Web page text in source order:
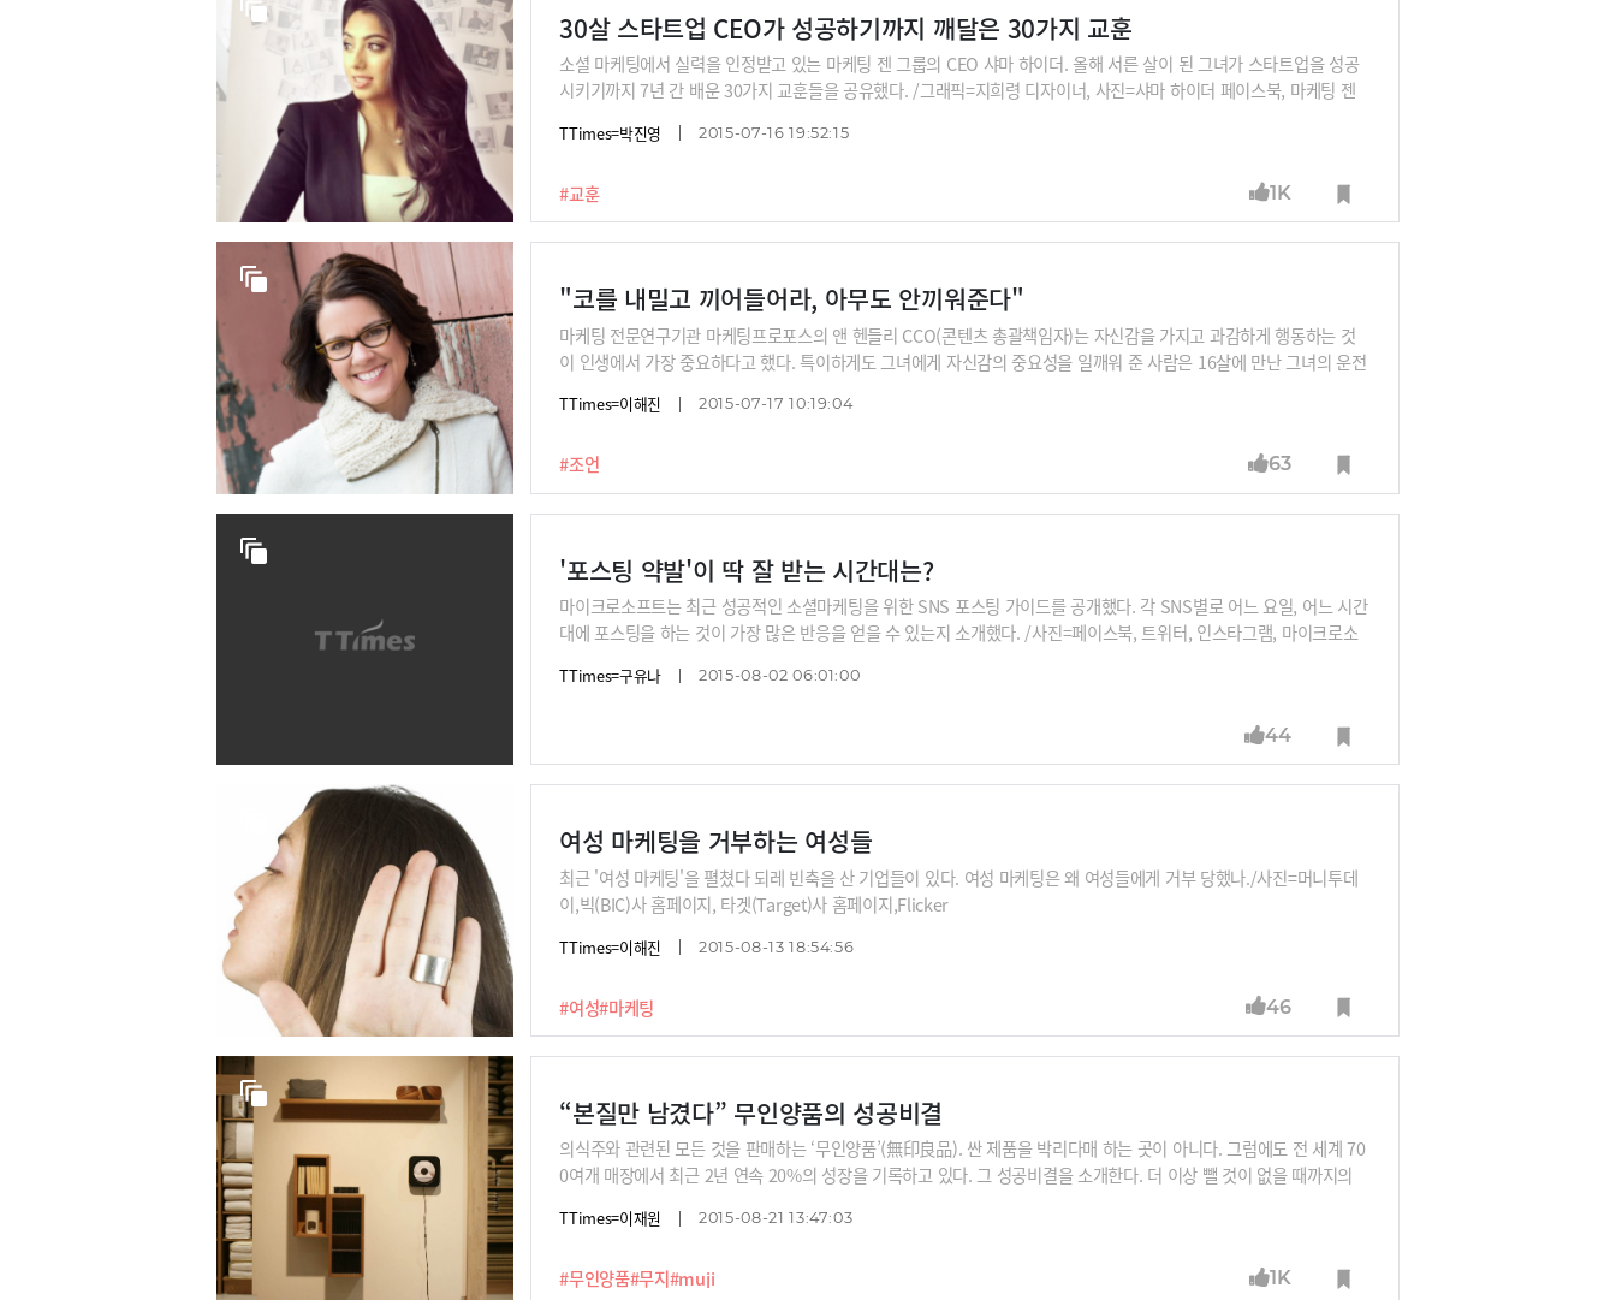
30살 스타트업 CEO가 성공하기까지 깨달은 30가지 교훈
#교훈
소셜 마케팅에서 실력을 인정받고 있는 마케팅 젠 그룹의 CEO 샤마 하이더. 올해 서른 살이 된 그녀가 스타트업을 성공
시키기까지 7년 간 배운 30가지 교훈들을 공유했다. /그래픽=지희령 디자이너, 사진=샤마 하이더 페이스북, 마케팅 젠
TTimes=박진영 2015-07-16 19:52:15
1K
"코를 내밀고 끼어들어라, 아무도 안끼워준다"
#조언
마케팅 전문연구기관 마케팅프로포스의 앤 헨들리 CCO(콘텐츠 총괄책임자)는 자신감을 가지고 과감하게 행동하는 것
이 인생에서 가장 중요하다고 했다. 특이하게도 그녀에게 자신감의 중요성을 일깨워 준 사람은 16살에 만난 그녀의 운전
TTimes=이해진 2015-07-17 10:19:04
63
'포스팅 약발'이 딱 잘 받는 시간대는?
마이크로소프트는 최근 성공적인 소셜마케팅을 위한 SNS 포스팅 가이드를 공개했다. 각 SNS별로 어느 요일, 어느 시간
대에 포스팅을 하는 것이 가장 많은 반응을 얻을 수 있는지 소개했다. /사진=페이스북, 트위터, 인스타그램, 마이크로소
TTimes=구유나 2015-08-02 06:01:00
44
여성 마케팅을 거부하는 여성들
#여성#마케팅
최근 '여성 마케팅'을 펼쳤다 되레 빈축을 산 기업들이 있다. 여성 마케팅은 왜 여성들에게 거부 당했나./사진=머니투데
이,빅(BIC)사 홈페이지, 타겟(Target)사 홈페이지,Flicker
TTimes=이해진 2015-08-13 18:54:56
46
“본질만 남겼다” 무인양품의 성공비결
#무인양품#무지#muji
의식주와 관련된 모든 것을 판매하는 ‘무인양품’(無印良品). 싼 제품을 박리다매 하는 곳이 아니다. 그럼에도 전 세계 70
0여개 매장에서 최근 2년 연속 20%의 성장을 기록하고 있다. 그 성공비결을 소개한다. 더 이상 뺄 것이 없을 때까지의
TTimes=이재원 2015-08-21 13:47:03
1K